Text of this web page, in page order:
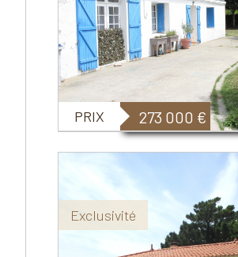
PRIX 273 000 €
Exclusivité